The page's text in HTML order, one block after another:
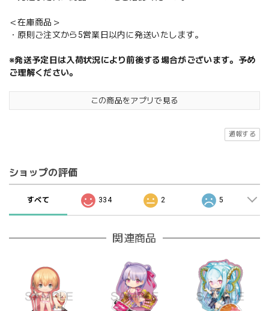
＜在庫商品＞
・原則ご注文から5営業日以内に発送いたします。
※発送予定日は入荷状況により前後する場合がございます。予め
ご理解ください。
この商品をアプリで見る
通報する
ショップの評価
すべて 334 2 5
関連商品